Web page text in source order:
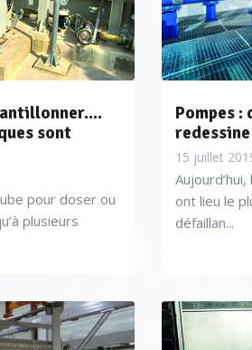
sont
pour doser ou
plusieurs
Pompes :
15 juillet
ont lieu le
défaillan...